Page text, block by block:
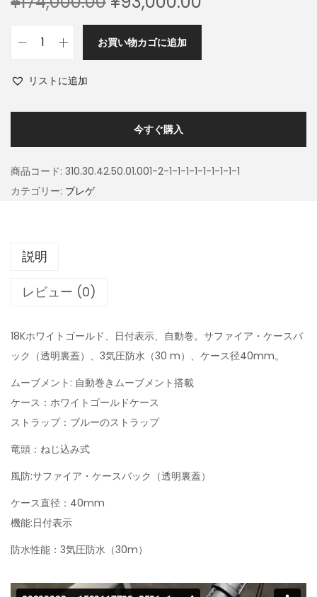
お買い物カゴに追加
リストに追加
今すぐ購入
商品コード: 310.30.42.50.01.001-2-1-1-1-1-1-1-1-1-1
カテゴリー: ブレゲ
説明
レビュー (0)
18Kホワイトゴールド、日付表示、自動巻。サファイア・ケースバ
ック（透明裏蓋）、3気圧防水（30 m）、ケース径40mm。
ムーブメント: 自動巻きムーブメント搭載
ケース：ホワイトゴールドケース
ストラップ：ブルーのストラップ
竜頭：ねじ込み式
風防:サファイア・ケースバック（透明裏蓋）
ケース直径：40mm
機能:日付表示
防水性能：3気圧防水（30m）